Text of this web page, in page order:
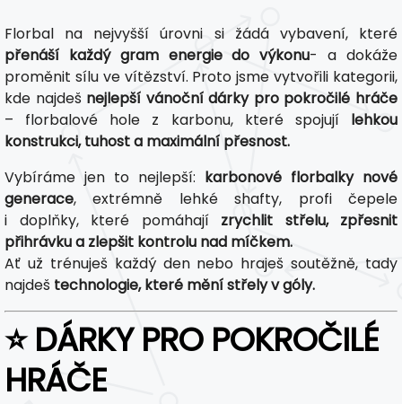
Florbal na nejvyšší úrovni si žádá vybavení, které
přenáší každý gram energie do výkonu- a dokáže
proměnit sílu ve vítězství. Proto jsme vytvořili kategorii,
kde najdeš nejlepší vánoční dárky pro pokročilé hráče
– florbalové hole z karbonu, které spojují lehkou
konstrukci, tuhost a maximální přesnost.
Vybíráme jen to nejlepší: karbonové florbalky nové
generace, extrémně lehké shafty, profi čepele
i doplňky, které pomáhají zrychlit střelu, zpřesnit
přihrávku a zlepšit kontrolu nad míčkem.
Ať už trénuješ každý den nebo hraješ soutěžně, tady
najdeš technologie, které mění střely v góly.
⭐ DÁRKY PRO POKROČILÉ
HRÁČE